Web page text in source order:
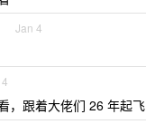
Jan 4
，跟着大佬们 26 年起飞